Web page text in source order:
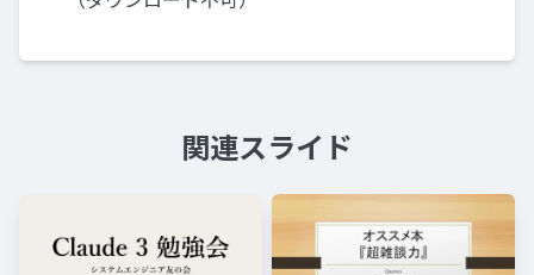
関連スライド